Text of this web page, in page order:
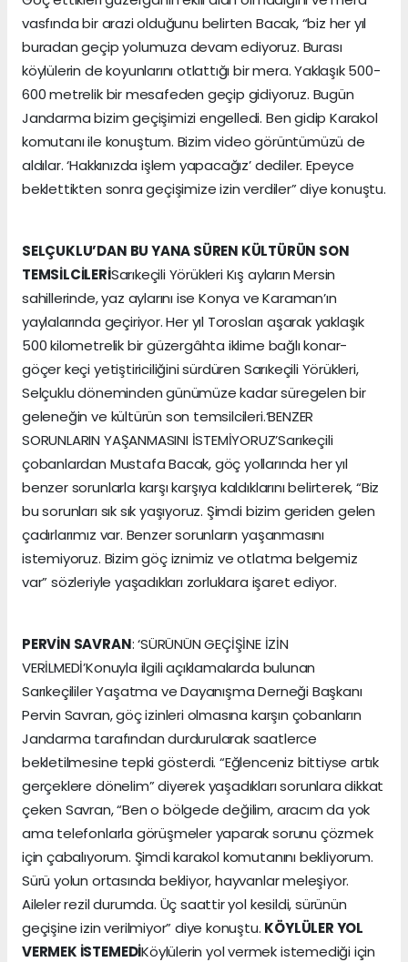
vasfında bir arazi olduğunu belirten Bacak, “biz her yıl
buradan geçip yolumuza devam ediyoruz. Burası
köylülerin de koyunlarını otlattığı bir mera. Yaklaşık 500-
600 metrelik bir mesafeden geçip gidiyoruz. Bugün
Jandarma bizim geçişimizi engelledi. Ben gidip Karakol
komutanı ile konuştum. Bizim video görüntümüzü de
aldılar. ‘Hakkınızda işlem yapacağız’ dediler. Epeyce
beklettikten sonra geçişimize izin verdiler” diye konuştu.
SELÇUKLU’DAN BU YANA SÜREN KÜLTÜRÜN SON
TEMSİLCİLERİSarıkeçili Yörükleri Kış ayların Mersin
sahillerinde, yaz aylarını ise Konya ve Karaman’ın
yaylalarında geçiriyor. Her yıl Torosları aşarak yaklaşık
500 kilometrelik bir güzergâhta iklime bağlı konar-
göçer keçi yetiştiriciliğini sürdüren Sarıkeçili Yörükleri,
Selçuklu döneminden günümüze kadar süregelen bir
geleneğin ve kültürün son temsilcileri.‘BENZER
SORUNLARIN YAŞANMASINI İSTEMİYORUZ’Sarıkeçili
çobanlardan Mustafa Bacak, göç yollarında her yıl
benzer sorunlarla karşı karşıya kaldıklarını belirterek, “Biz
bu sorunları sık sık yaşıyoruz. Şimdi bizim geriden gelen
çadırlarımız var. Benzer sorunların yaşanmasını
istemiyoruz. Bizim göç iznimiz ve otlatma belgemiz
var” sözleriyle yaşadıkları zorluklara işaret ediyor.
PERVİN SAVRAN: ‘SÜRÜNÜN GEÇİŞİNE İZİN
VERİLMEDİ’Konuyla ilgili açıklamalarda bulunan
Sarıkeçililer Yaşatma ve Dayanışma Derneği Başkanı
Pervin Savran, göç izinleri olmasına karşın çobanların
Jandarma tarafından durdurularak saatlerce
bekletilmesine tepki gösterdi. “Eğlenceniz bittiyse artık
gerçeklere dönelim” diyerek yaşadıkları sorunlara dikkat
çeken Savran, “Ben o bölgede değilim, aracım da yok
ama telefonlarla görüşmeler yaparak sorunu çözmek
için çabalıyorum. Şimdi karakol komutanını bekliyorum.
Sürü yolun ortasında bekliyor, hayvanlar meleşiyor.
Aileler rezil durumda. Üç saattir yol kesildi, sürünün
geçişine izin verilmiyor” diye konuştu. KÖYLÜLER YOL
VERMEK İSTEMEDİKöylülerin yol vermek istemediği için